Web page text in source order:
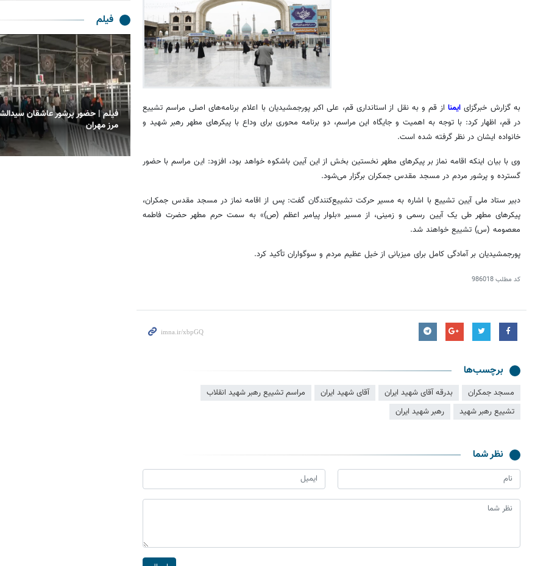
به گزارش خبرگزای ایمنااز قم و به نقل از استانداری قم، علی اکبر پورجمشیدیان با اعلام برنامه‌های اصلی مراسم تشییع
در قم، اظهار کرد: با توجه به اهمیت و جایگاه این مراسم، دو برنامه محوری برای وداع با پیکرهای مطهر رهبر شهید و
خانواده ایشان در نظر گرفته شده است.
وی با بیان اینکه اقامه نماز بر پیکرهای مطهر نخستین بخش از این آیین باشکوه خواهد بود، افزود: این مراسم با حضور
گسترده و پرشور مردم در مسجد مقدس جمکران برگزار می‌شود.
دبیر ستاد ملی آیین تشییع با اشاره به مسیر حرکت تشییع‌کنندگان گفت: پس از اقامه نماز در مسجد مقدس جمکران،
پیکرهای مطهر طی یک آیین رسمی و زمینی، از مسیر «بلوار پیامبر اعظم (ص)» به سمت حرم مطهر حضرت فاطمه
معصومه (س) تشییع خواهند شد.
پورجمشیدیان بر آمادگی کامل برای میزبانی از خیل عظیم مردم و سوگواران تأکید کرد.
کد مطلب986018
برچسب‌ها
مسجد جمکران بدرقه آقای شهید ایران آقای شهید ایران
مراسم تشییع رهبر شهید انقلاب
تشییع رهبر شهید
رهبر شهید ایران
نظر شما
فیلم
فیلم| موج عاشقی در مرز چذابه؛ زائران اربعین در
مسیر کربلا
خدمات گسترده شهرداری کرمانشاه در مسیر
زائران اربعین
فیلم | حضور پرشور عاشقان
مرز مهران